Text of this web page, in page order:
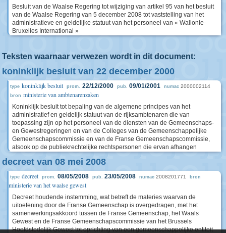
Besluit van de Waalse Regering tot wijziging van artikel 95 van het besluit
van de Waalse Regering van 5 december 2008 tot vaststelling van het
administratieve en geldelijke statuut van het personeel van « Wallonie-
Bruxelles International »
Teksten waarnaar verwezen wordt in dit document:
koninklijk besluit van 22 december 2000
type koninklijk besluit prom. 22/12/2000 pub. 09/01/2001 numac 2000002114
bron ministerie van ambtenarenzaken
Koninklijk besluit tot bepaling van de algemene principes van het
administratief en geldelijk statuut van de rijksambtenaren die van
toepassing zijn op het personeel van de diensten van de Gemeenschaps-
en Gewestregeringen en van de Colleges van de Gemeenschappelijke
Gemeenschapscommissie en van de Franse Gemeenschapscommissie,
alsook op de publiekrechtelijke rechtspersonen die ervan afhangen
decreet van 08 mei 2008
type decreet prom. 08/05/2008 pub. 23/05/2008 numac 2008201771 bron
ministerie van het waalse gewest
Decreet houdende instemming, wat betreft de materies waarvan de
uitoefening door de Franse Gemeenschap is overgedragen, met het
samenwerkingsakkoord tussen de Franse Gemeenschap, het Waals
Gewest en de Franse Gemeenschapscommissie van het Brussels
Hoofdstedelijk Gewest tot oprichting van een gemeenschappelijke entiteit